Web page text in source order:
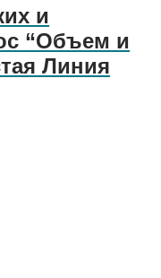
и
“Объем и
Линия